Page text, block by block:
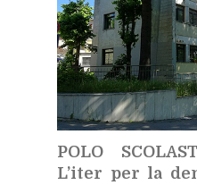
POLO
L’i­ter per la